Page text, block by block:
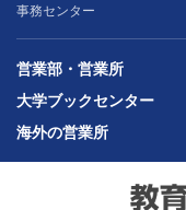
事務センター
営業部・営業所
大学ブックセンター
海外の営業所